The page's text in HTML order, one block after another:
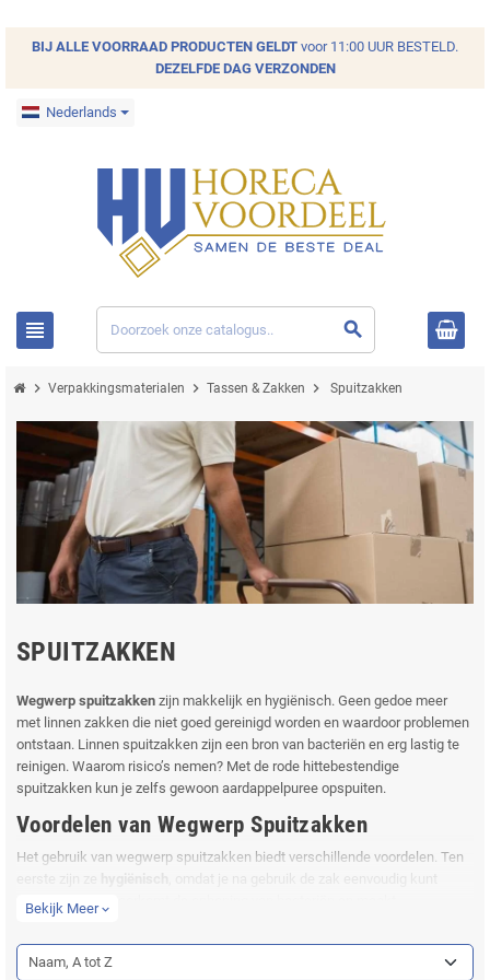
BIJ ALLE VOORRAAD PRODUCTEN GELDT voor 11:00 UUR BESTELD.
DEZELFDE DAG VERZONDEN
Nederlands
view_headline search
chevron_right Verpakkingsmaterialen chevron_right Tassen & Zakken chevron_right Spuitzakken
SPUITZAKKEN
Wegwerp spuitzakken zijn makkelijk en hygiënisch. Geen gedoe meer
met linnen zakken die niet goed gereinigd worden en waardoor problemen
ontstaan. Linnen spuitzakken zijn een bron van bacteriën en erg lastig te
reinigen. Waarom risico’s nemen? Met de rode hittebestendige
spuitzakken kun je zelfs gewoon aardappelpuree opspuiten.
Voordelen van Wegwerp Spuitzakken
Het gebruik van wegwerp spuitzakken biedt verschillende voordelen. Ten
weggooien. Dit voorkomt de ophoping van bacteriën en maakt
Daarnaast zijn ze
. Je hoeft je geen zorgen te maken
Bekijk Meerexpand_more
Naam, A tot Z